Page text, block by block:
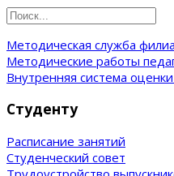
Методическая служба
Методические работы
Внутренняя система
Студенту
Расписание занятий
Студенческий совет